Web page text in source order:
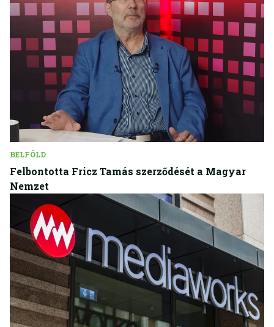
BELFÖLD
Felbontotta Fricz Tamás szerződését a Magyar
Nemzet